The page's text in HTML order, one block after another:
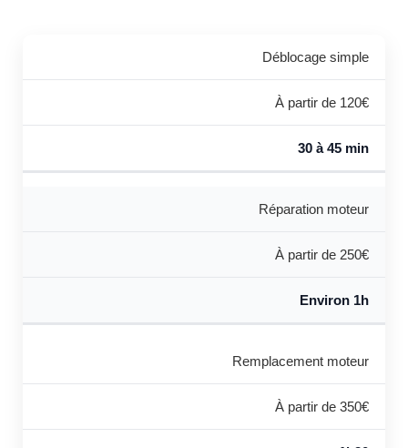
Déblocage simple
À partir de 120€
30 à 45 min
Réparation moteur
À partir de 250€
Environ 1h
Remplacement moteur
À partir de 350€